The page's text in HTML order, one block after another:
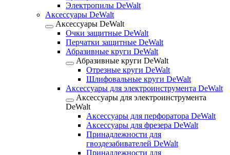
Электропилы DeWalt
Аксессуары DeWalt
Аксессуары DeWalt
Очки защитные DeWalt
Перчатки защитные DeWalt
Абразивные круги DeWalt
Абразивные круги DeWalt
Отрезные круги DeWalt
Шлифовальные круги DeWalt
Аксессуары для электроинструмента DeWalt
Аксессуары для электроинструмента
DeWalt
Аксессуары для перфоратора DeWalt
Аксессуары для фрезера DeWalt
Принадлежности для
гвоздезабивателей DeWalt
Принадлежности для